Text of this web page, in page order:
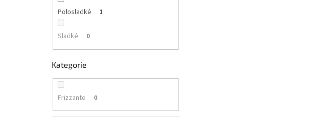
Polosladké 1
Sladké 0
Kategorie
Frizzante 0